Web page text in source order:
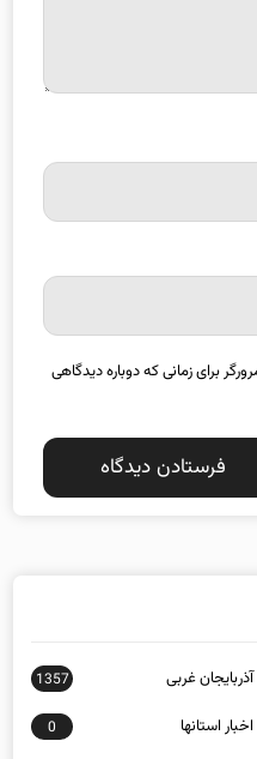
برای زمانی که دوباره دیدگاهی
آذربایجان غربی 1357
اخبار استانها 0